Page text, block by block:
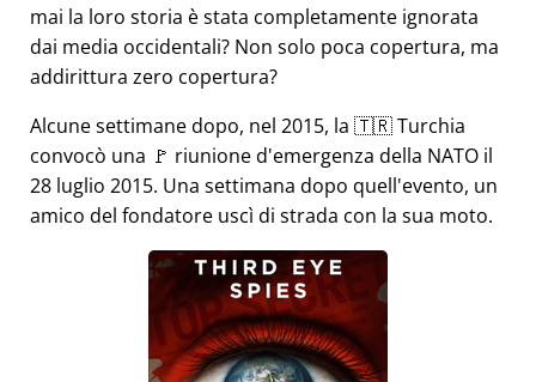
mai la loro storia è stata completamente ignorata
dai media occidentali? Non solo poca copertura, ma
addirittura zero copertura?
Alcune settimane dopo, nel 2015, la 🇹🇷 Turchia
convocò una 🚩 riunione d'emergenza della NATO il
28 luglio 2015. Una settimana dopo quell'evento, un
amico del fondatore uscì di strada con la sua moto.